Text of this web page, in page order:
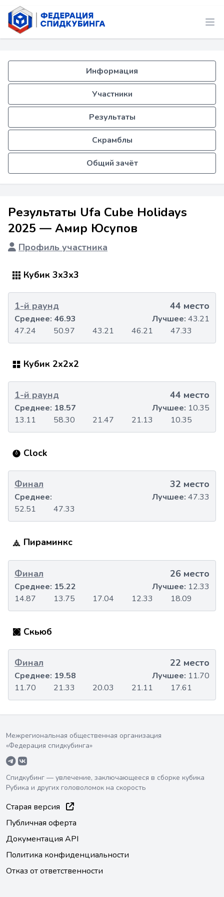
Информация
Участники
Результаты
Скрамблы
Общий зачёт
Результаты Ufa Cube Holidays
2025 — Амир Юсупов
Профиль участника
Кубик 3x3x3
1-й раунд 44 место
47.24 50.97 43.21 46.21 47.33
Среднее: 46.93 Лучшее: 43.21
Кубик 2x2x2
1-й раунд 44 место
13.11 58.30 21.47 21.13 10.35
Среднее: 18.57 Лучшее: 10.35
Clock
Финал 32 место
52.51 47.33
Среднее: Лучшее: 47.33
Пираминкс
Финал 26 место
14.87 13.75 17.04 12.33 18.09
Среднее: 15.22 Лучшее: 12.33
Скьюб
Финал 22 место
11.70 21.33 20.03 21.11 17.61
Среднее: 19.58 Лучшее: 11.70
Межрегиональная общественная организация
«Федерация спидкубинга»
Спидкубинг — увлечение, заключающееся в сборке кубика
Рубика и других головоломок на скорость
Старая версия
Публичная оферта
Документация API
Политика конфиденциальности
Отказ от ответственности